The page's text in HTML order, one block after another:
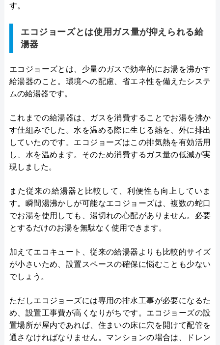
す。
エコジョーズとは使用ガス量が抑えられる給
湯器
エコジョーズとは、少量のガスで効率的にお湯を沸かす
給湯器のこと。環境への配慮、省エネ性を備えたシステ
ムの給湯器です。
これまでの給湯器は、ガスを消費することでお湯を沸か
す仕組みでした。水を温める際に生じる熱を、外に排出
していたのです。エコジョーズはこの排気熱を有効活用
し、水を温めます。そのため消費するガス量の低減が実
現しました。
また従来の給湯器と比較して、利便性も向上していま
す。瞬間湯沸かしが可能なエコジョーズは、複数の蛇口
でお湯を使用しても、湯切れの心配がありません。必要
とするだけのお湯を無駄なく使用できます。
加えてエコキュート、従来の給湯器よりも比較的サイズ
が小さいため、設置スペースの確保に悩むことも少ない
でしょう。
ただしエコジョーズには専用の排水工事が必要になるた
め、設置工事費が高くなりがちです。エコジョーズの設
置場所が屋内であれば、住まいの床に穴を開けて配管を
通さなければなりません。マンションの場合は、ドレン